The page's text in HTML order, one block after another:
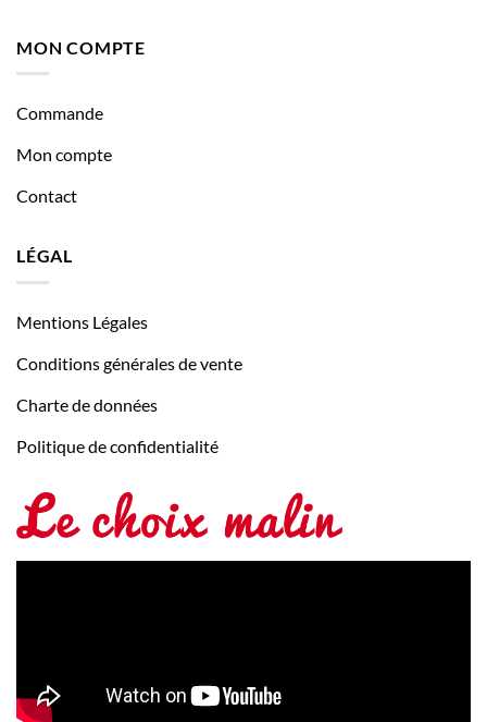
MON COMPTE
Commande
Mon compte
Contact
LÉGAL
Mentions Légales
Conditions générales de vente
Charte de données
Politique de confidentialité